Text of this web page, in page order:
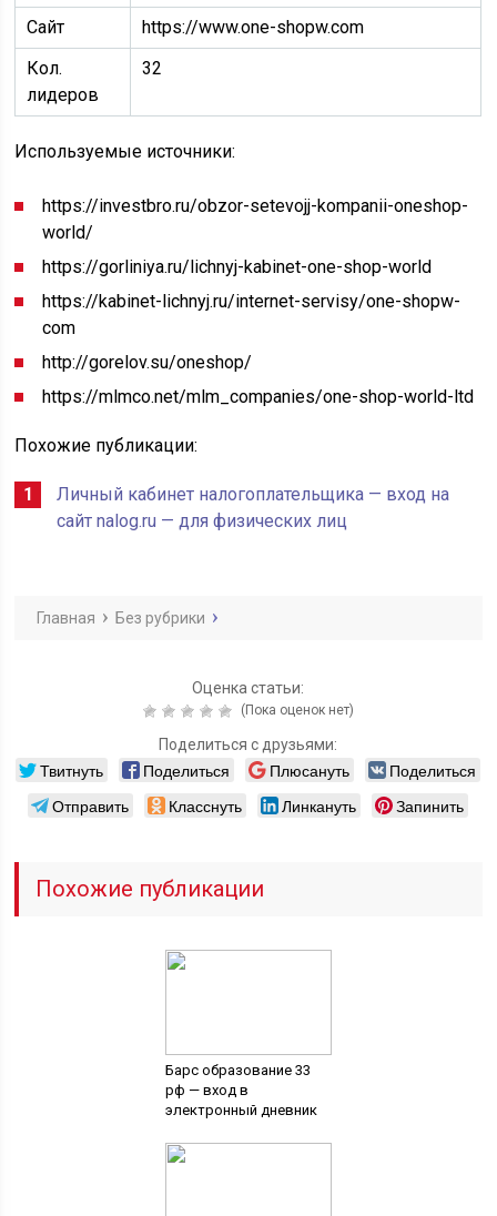
Сайт
https://www.one-shopw.com
Кол.
лидеров
32
Используемые источники:
https://investbro.ru/obzor-setevojj-kompanii-oneshop-
world/
https://gorliniya.ru/lichnyj-kabinet-one-shop-world
https://kabinet-lichnyj.ru/internet-servisy/one-shopw-
com
http://gorelov.su/oneshop/
https://mlmco.net/mlm_companies/one-shop-world-ltd
Похожие публикации:
Личный кабинет налогоплательщика — вход на
сайт nalog.ru — для физических лиц
Главная Без рубрики
Оценка статьи:
(Пока оценок нет)
Поделиться с друзьями:
Твитнуть Поделиться Плюсануть
Поделиться
Отправить
Класснуть Линкануть Запинить
Похожие публикации
Барс образование 33
рф — вход в
электронный дневник